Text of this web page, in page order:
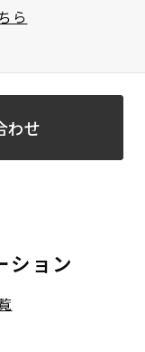
ら
わせ
ション